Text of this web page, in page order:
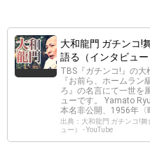
大和龍門 ガチンコ!
語る（インタビュ
TBS『ガチンコ!』の大
『お前ら、ホームラ
ろ』の名言にて一世を
ューです。 Yamato
本名非公開、1956年〈
出典：大和龍門 ガチンコ!
ュー） - YouTube